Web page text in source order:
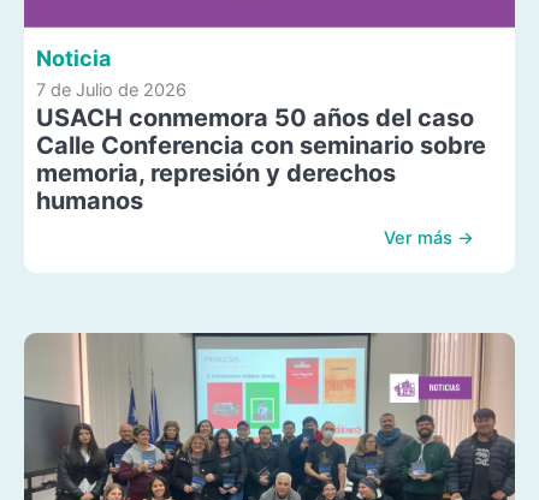
Noticia
7 de Julio de 2026
USACH conmemora 50 años del caso
Calle Conferencia con seminario sobre
memoria, represión y derechos
humanos
Ver más →